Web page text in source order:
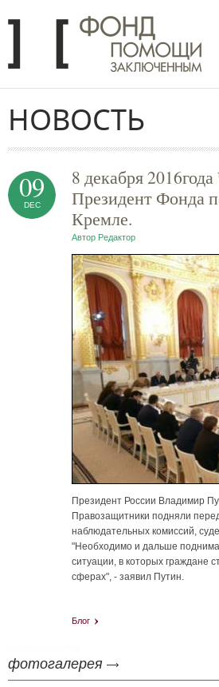
НОВОСТЬ
8 декабря
Президент Фонда
Кремле.
Автор Редактор
09
DEC
Президент России Владимир
Правозащитники подняли
наблюдательных комиссий,
"Необходимо и дальше
ситуации, в которых граждане
сферах", - заявил Путин.
Блог
фотогалерея